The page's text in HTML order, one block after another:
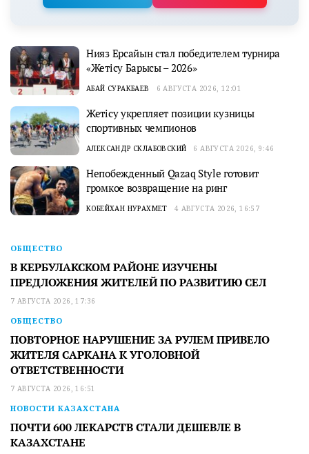
Нияз Ерсайын стал победителем турнира
«Жетісу Барысы – 2026»
АБАЙ СУРАКБАЕВ 6 АВГУСТА 2026, 12:01
Жетісу укрепляет позиции кузницы
спортивных чемпионов
АЛЕКСАНДР СКЛАБОВСКИЙ 6 АВГУСТА 2026, 9:46
Непобежденный Qazaq Style готовит
громкое возвращение на ринг
КОБЕЙХАН НУРАХМЕТ 4 АВГУСТА 2026, 16:57
ОБЩЕСТВО
В КЕРБУЛАКСКОМ РАЙОНЕ ИЗУЧЕНЫ
ПРЕДЛОЖЕНИЯ ЖИТЕЛЕЙ ПО РАЗВИТИЮ СЕЛ
7 АВГУСТА 2026, 17:36
ОБЩЕСТВО
ПОВТОРНОЕ НАРУШЕНИЕ ЗА РУЛЕМ ПРИВЕЛО
ЖИТЕЛЯ САРКАНА К УГОЛОВНОЙ
ОТВЕТСТВЕННОСТИ
7 АВГУСТА 2026, 16:51
НОВОСТИ КАЗАХСТАНА
ПОЧТИ 600 ЛЕКАРСТВ СТАЛИ ДЕШЕВЛЕ В
КАЗАХСТАНЕ